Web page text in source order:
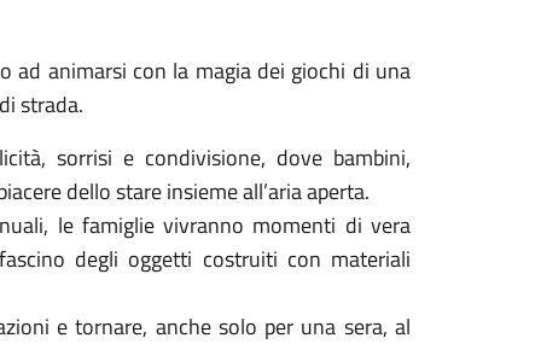
ad animarsi con la magia dei giochi di una
strada.
sorrisi e condivisione, dove bambini,
dello stare insieme all’aria aperta.
le famiglie vivranno momenti di vera
degli oggetti costruiti con materiali
e tornare, anche solo per una sera, al